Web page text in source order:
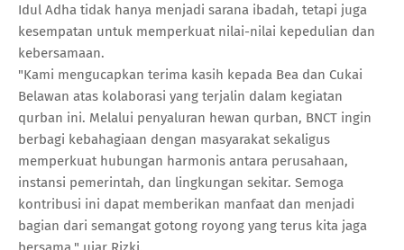
Idul Adha tidak hanya menjadi sarana ibadah, tetapi juga
kesempatan untuk memperkuat nilai-nilai kepedulian dan
kebersamaan.
"Kami mengucapkan terima kasih kepada Bea dan Cukai
Belawan atas kolaborasi yang terjalin dalam kegiatan
qurban ini. Melalui penyaluran hewan qurban, BNCT ingin
berbagi kebahagiaan dengan masyarakat sekaligus
memperkuat hubungan harmonis antara perusahaan,
instansi pemerintah, dan lingkungan sekitar. Semoga
kontribusi ini dapat memberikan manfaat dan menjadi
bagian dari semangat gotong royong yang terus kita jaga